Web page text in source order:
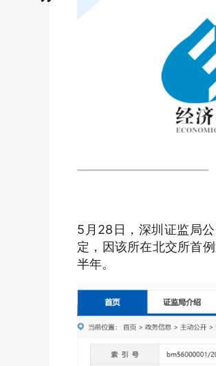
5月28日，深圳证监局
定，因该所在北交所首
半年。